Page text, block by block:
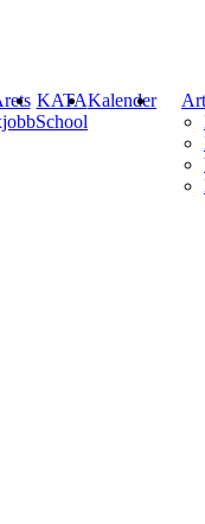
KATA
School
Kalender